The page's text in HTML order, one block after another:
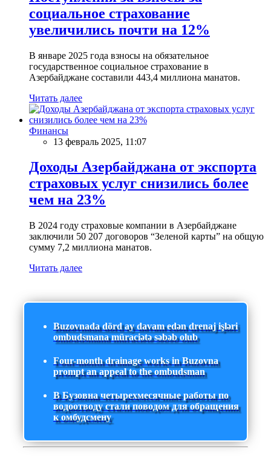
социальное страхование
увеличились почти на 12%
В январе 2025 года взносы на обязательное
государственное социальное страхование в
Азербайджане составили 443,4 миллиона манатов.
Читать далее
Финансы
13 февраль 2025, 11:07
Доходы Азербайджана от экспорта
страховых услуг снизились более
чем на 23%
В 2024 году страховые компании в Азербайджане
заключили 50 207 договоров “Зеленой карты” на общую
сумму 7,2 миллиона манатов.
Читать далее
Buzovnada dörd ay davam edən drenaj işləri
ombudsmana müraciətə səbəb olub
Four-month drainage works in Buzovna
prompt an appeal to the ombudsman
В Бузовна четырехмесячные работы по
водоотводу стали поводом для обращения
к омбудсмену